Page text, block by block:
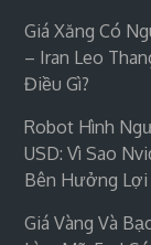
Giá Xăng Có
– Iran Leo
Điều Gì?
Robot Hình
USD: Vì Sao
Bên Hưởng Lợi
Giá Vàng Và